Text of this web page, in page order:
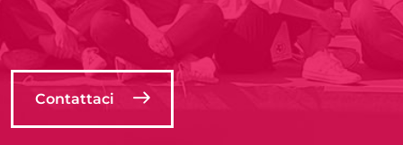
Contattaci